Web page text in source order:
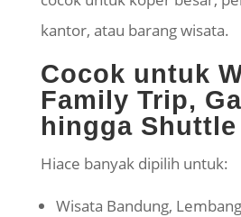
kantor, atau barang wisata.
Cocok untuk
Family Trip,
hingga
Hiace banyak dipilih untuk:
Wisata Bandung,